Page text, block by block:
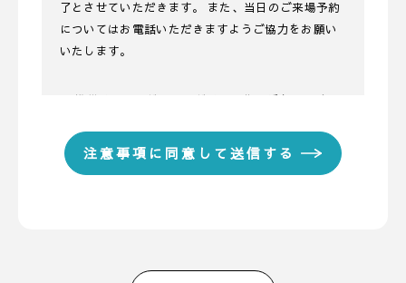
了とさせていただきます。 また、当日のご来場予約
についてはお電話いただきますようご協力をお願い
いたします。
携帯メールのドメイン指定受信や、指定拒否をして
いる場合、当サイトからの予約完了通知などを受信
います。 ＊各キャリア、ご利用機種ごとの詳しい設